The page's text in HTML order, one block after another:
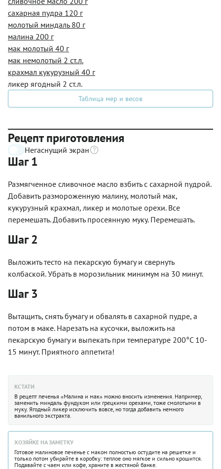
сахарная пудра 120 г
молотый миндаль 80 г
малина 200 г
мак молотый 40 г
мак немолотый 2 ст.л.
крахмал кукурузный 40 г
ликер ягодный 2 ст.л.
Таблица мер и весов
Рецепт приготовления
Негаснущий экран
Шаг 1
Размягченное сливочное масло взбить с сахарной пудрой.
Добавить размороженную малину, молотый мак,
кукурузный крахмал, ликер и молотые орехи. Все
перемешать. Добавить просеянную муку. Перемешать.
Шаг 2
Выложить тесто на пекарскую бумагу и свернуть
колбаской. Убрать в морозильник минимум на 30 минут.
Шаг 3
Вытащить, снять бумагу и обвалять в сахарной пудре, а
потом в маке. Нарезать на кусочки, выложить на
пекарскую бумагу и выпекать при температуре 200°C 10-
15 минут. Приятного аппетита!
КСТАТИ
В рецепт печенья «Малина и мак» можно вносить изменения. Например,
заменить миндаль фундуком или грецкими орехами, тоже смолотыми в
муку. Ягодный ликер исключить вовсе, но тогда добавить немного
ванильного экстракта.
ХОЗЯЙКЕ НА ЗАМЕТКУ
Готовое малиновое печенье с маком полностью остудите на решетке и
только потом убирайте в коробку: теплое оно мягкое и сильно крошится.
Подавайте с чаем или кофе, храните в жестяной банке.